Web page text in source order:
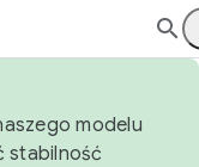
modelu
stabilność